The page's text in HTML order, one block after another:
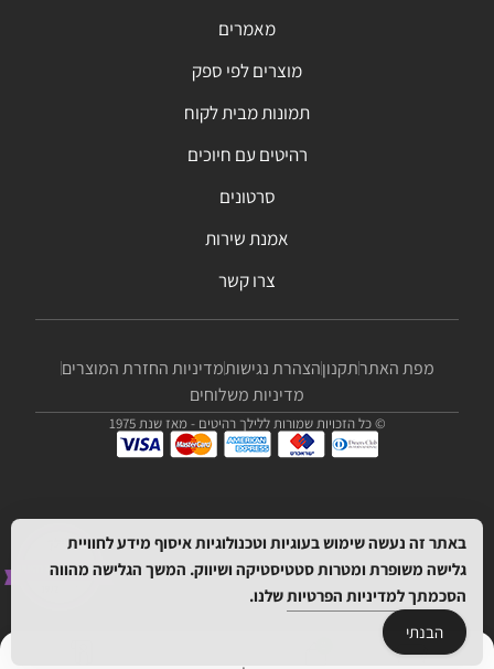
מאמרים
מוצרים לפי ספק
תמונות מבית לקוח
רהיטים עם חיוכים
סרטונים
אמנת שירות
צרו קשר
מפת האתרתקנוןהצהרת נגישותמדיניות החזרת המוצרים
מדיניות משלוחים
© כל הזכויות שמורות ללילך רהיטים - מאז שנת 1975
באתר זה נעשה שימוש בעוגיות וטכנולוגיות איסוף מידע לחוויית
גלישה משופרת ומטרות סטטיסטיקה ושיווק. המשך הגלישה מהווה
הסכמתךלמדיניות הפרטיותשלנו.
הבנתי